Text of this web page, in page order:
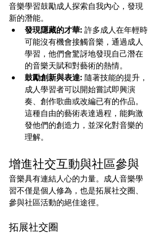
音樂學習鼓勵成人探索自我內心，發現
新的潛能。
發現隱藏的才華: 許多成人在年輕時
可能沒有機會接觸音樂，通過成人
學習，他們會驚訝地發現自己潛在
的音樂天賦和對藝術的熱情。
鼓勵創新與表達: 隨著技能的提升，
成人學習者可以開始嘗試即興演
奏、創作歌曲或改編已有的作品。
這種自由的藝術表達過程，能夠激
發他們的創造力，並深化對音樂的
理解。
增進社交互動與社區參與
音樂具有連結人心的力量。成人音樂學
習不僅是個人修為，也是拓展社交圈、
參與社區活動的絕佳途徑。
拓展社交圈